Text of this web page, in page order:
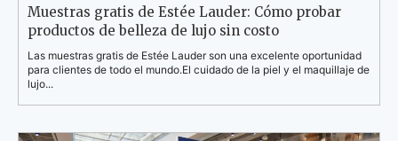
Muestras gratis de Estée Lauder: Cómo probar
productos de belleza de lujo sin costo
Las muestras gratis de Estée Lauder son una excelente oportunidad
para clientes de todo el mundo.El cuidado de la piel y el maquillaje de
lujo...